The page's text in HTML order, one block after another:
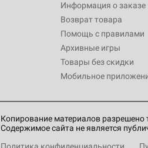
Информация о заказе
Возврат товара
Помощь с правилами
Архивные игры
Товары без скидки
Мобильное
Копирование материалов
Содержимое сайта не является